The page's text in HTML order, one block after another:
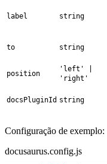
label string
to string
position
'left' |
'right'
docsPluginId string
Configuração de exemplo:
docusaurus.config.js